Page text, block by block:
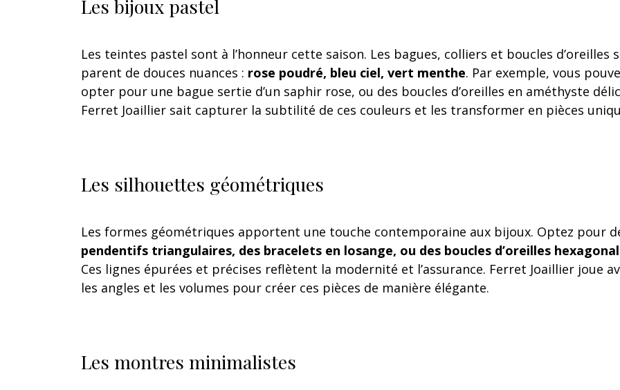
Les bijoux pastel
Les teintes pastel sont à l’honneur cette saison. Les bagues, colliers et boucles d’oreilles
parent de douces nuances : rose poudré, bleu ciel, vert menthe. Par exemple, vous
opter pour une bague sertie d’un saphir rose, ou des boucles d’oreilles en améthyste
Ferret Joaillier sait capturer la subtilité de ces couleurs et les transformer en pièces
Les silhouettes géométriques
Les formes géométriques apportent une touche contemporaine aux bijoux. Optez pour
pendentifs triangulaires, des bracelets en losange, ou des boucles d’oreilles
Ces lignes épurées et précises reflètent la modernité et l’assurance. Ferret Joaillier joue
les angles et les volumes pour créer ces pièces de manière élégante.
Les montres minimalistes